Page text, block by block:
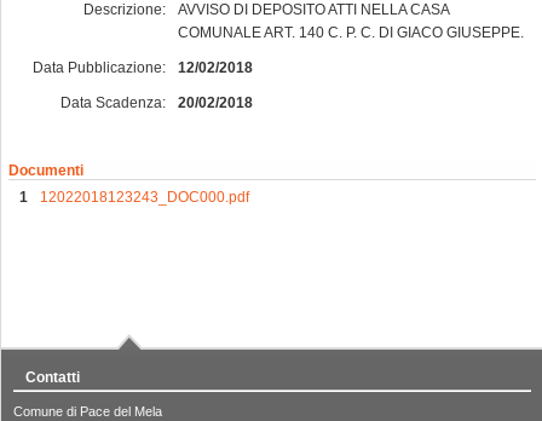
Descrizione:
AVVISO DI DEPOSITO ATTI NELLA CASA
COMUNALE ART. 140 C. P. C. DI GIACO GIUSEPPE.
Data Pubblicazione: 12/02/2018
Data Scadenza: 20/02/2018
Documenti
12022018123243_DOC000.pdf
Contatti
Comune di Pace del Mela